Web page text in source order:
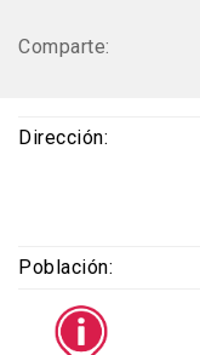
Comparte:
Dirección
Población